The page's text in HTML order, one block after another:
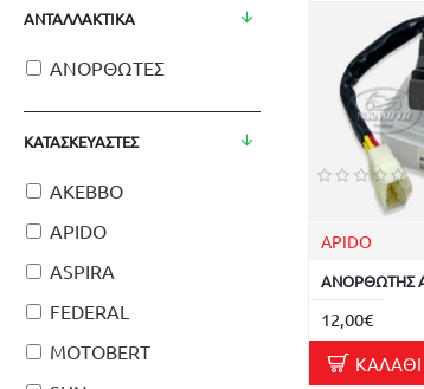
ΚΑΤΑΣΚΕΥΑΣΤΈΣ
AKEBBO
APIDO
ASPIRA
FEDERAL
MOTOBERT
ΑΝΤΑΛΛΑΚΤΙΚΑ
ΑΝΟΡΘΩΤΕΣ
APIDO
ΑΝΟΡΘΩΤΗΣ
12,00€
ΚΑΛΆΘΙ